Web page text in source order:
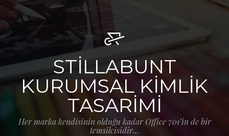
STILLABUNT
KURUMSAL KIMLIK
TASARIMI
Her marka kendisinin olduğu kadar Office 701’in de bir
temsilcisidir...